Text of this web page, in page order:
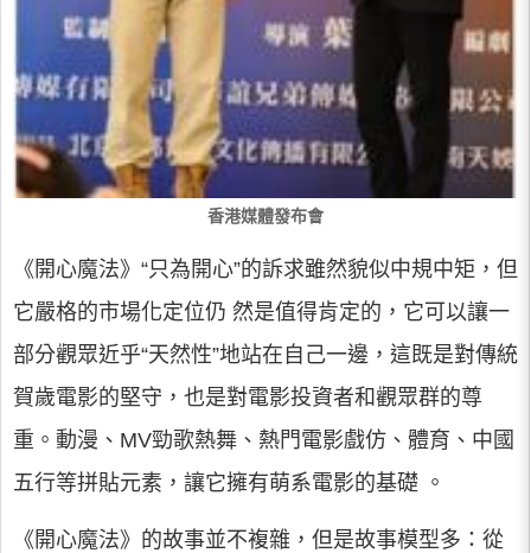
香港媒體發布會
《開心魔法》“只為開心”的訴求雖然貌似中規中矩，但
它嚴格的市場化定位仍 然是值得肯定的，它可以讓一
部分觀眾近乎“天然性”地站在自己一邊，這既是對傳統
賀歲電影的堅守，也是對電影投資者和觀眾群的尊
重。動漫、MV勁歌熱舞、熱門電影戲仿、體育、中國
五行等拼貼元素，讓它擁有萌系電影的基礎 。
《開心魔法》的故事並不複雜，但是故事模型多：從